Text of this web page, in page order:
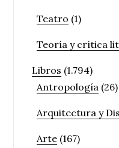
Teatro (1)
Teoría y crítica
Libros (1.794)
Antropología (26)
Arquitectura y
Arte (167)